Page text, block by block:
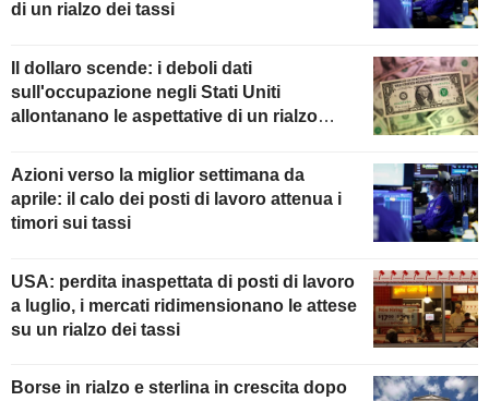
di un rialzo dei tassi
Il dollaro scende: i deboli dati
sull'occupazione negli Stati Uniti
allontanano le aspettative di un rialzo
Azioni verso la miglior settimana da
aprile: il calo dei posti di lavoro attenua i
timori sui tassi
USA: perdita inaspettata di posti di lavoro
a luglio, i mercati ridimensionano le attese
su un rialzo dei tassi
Borse in rialzo e sterlina in crescita dopo